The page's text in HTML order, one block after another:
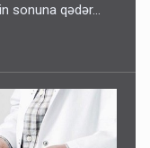
sonuna qədər...